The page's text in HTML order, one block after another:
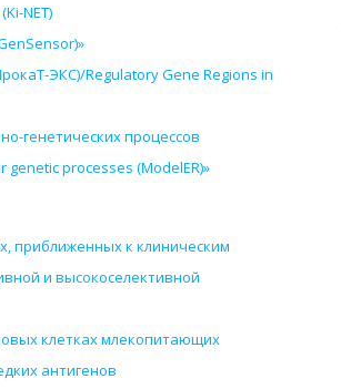
NET)
ЭКС)/Regulatory Gene Regions in
генетических процессов
processes (ModelER)»
приближенных к клиническим
и высокоселективной
клетках млекопитающих
антигенов